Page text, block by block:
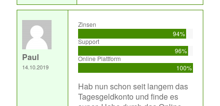
Paul
14.10.2019
Zinsen
94%
Support
96%
Online Plattform
100%
Hab nun schon seit langem das
Tagesgeldkonto und finde es